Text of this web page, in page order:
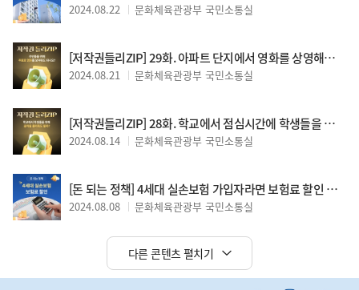
2024.08.22 문화체육관광부 국민소통실
[저작권들리ZIP] 29화. 아파트 단지에서 영화를 상영해도 되나요?
2024.08.21 문화체육관광부 국민소통실
[저작권들리ZIP] 28화. 학교에서 점심시간에 학생들을 위해 음악을 틀어주려고 합니다. 저작권 침해에 해당할까요?
2024.08.14 문화체육관광부 국민소통실
[돈 되는 정책] 4세대 실손보험 가입자라면 보험료 할인 챙기세요!
2024.08.08 문화체육관광부 국민소통실
다른 콘텐츠 펼치기